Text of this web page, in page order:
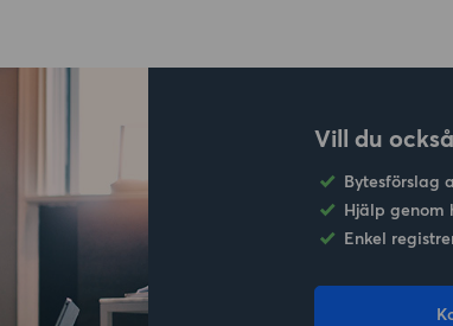
Vill du
Bytesförslag
Hjälp genom
Enkel